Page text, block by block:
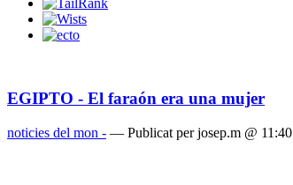
EGIPTO - El faraón era una mujer
noticies del mon - — Publicat per josep.m @ 11:40